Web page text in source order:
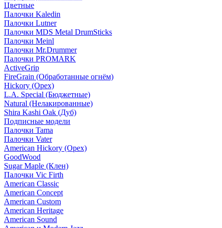
Цветные
Палочки Kaledin
Палочки Lutner
Палочки MDS Metal DrumSticks
Палочки Meinl
Палочки Mr.Drummer
Палочки PROMARK
ActiveGrip
FireGrain (Обработанные огнём)
Hickory (Орех)
L.A. Special (Бюджетные)
Natural (Нелакированные)
Shira Kashi Oak (Дуб)
Подписные модели
Палочки Tama
Палочки Vater
American Hickory (Орех)
GoodWood
Sugar Maple (Клен)
Палочки Vic Firth
American Classic
American Concept
American Custom
American Heritage
American Sound